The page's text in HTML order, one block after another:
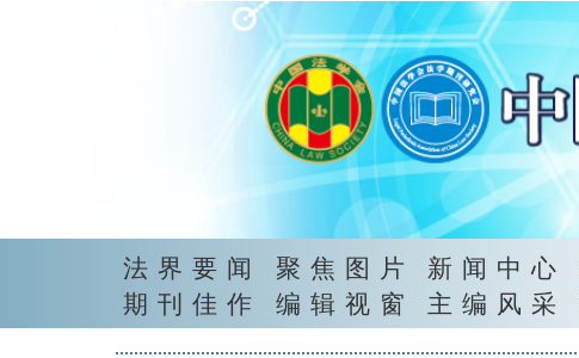
法界要闻 聚焦图片 新闻中心
期刊佳作
编辑视窗 主编风采